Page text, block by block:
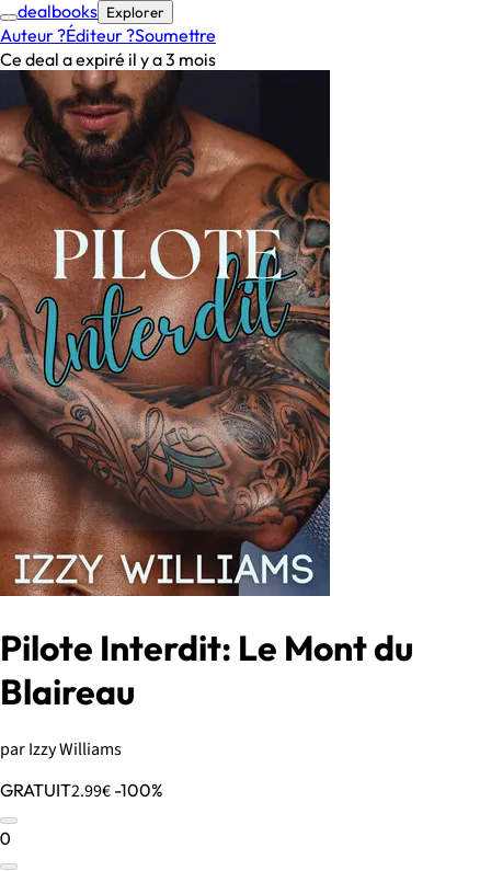
dealbooks Explorer
Auteur ?Éditeur ?Soumettre
Ce deal a expiré il y a 3 mois
Pilote Interdit: Le Mont du
Blaireau
par Izzy Williams
GRATUIT2.99€ -100%
0